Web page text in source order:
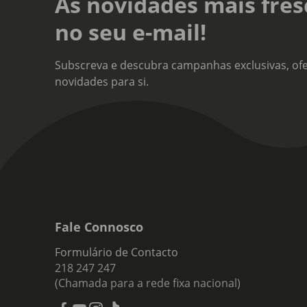
no seu e-mail!
Subscreva e descubra campanhas exclusivas,
novidades para si.
Fale Connosco
Formulário de Contacto
218 247 247
(Chamada para a rede fixa nacional)